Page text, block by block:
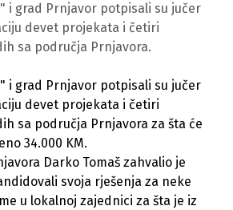
i grad Prnjavor potpisali su jučer
devet projekata i četiri
sa područja Prnjavora.
i grad Prnjavor potpisali su jučer
devet projekata i četiri
sa područja Prnjavora za šta će
34.000 KM.
Darko Tomaš zahvalio je
svoja rješenja za neke
u lokalnoj zajednici za šta je iz